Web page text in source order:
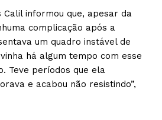
Calil informou que, apesar da
complicação após a
um quadro instável de
há algum tempo com esse
Teve períodos que ela
e acabou não resistindo”,